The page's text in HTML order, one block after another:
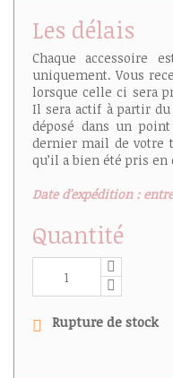
Les délais
Chaque accessoire
uniquement. Vous
lorsque celle ci sera
Il sera actif à partir
déposé dans un
dernier mail de votre
qu’il a bien été pris en
Date d'expédition : entre
Quantité
Rupture de stock